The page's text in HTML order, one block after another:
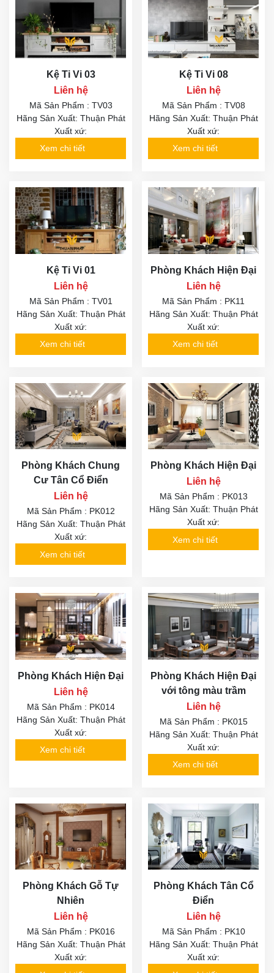
Kệ Ti Vi 03
Liên hệ
Mã Sản Phẩm : TV03
Hãng Sản Xuất: Thuận Phát
Xuất xứ:
Xem chi tiết
Kệ Ti Vi 08
Liên hệ
Mã Sản Phẩm : TV08
Hãng Sản Xuất: Thuận Phát
Xuất xứ:
Xem chi tiết
Kệ Ti Vi 01
Liên hệ
Mã Sản Phẩm : TV01
Hãng Sản Xuất: Thuận Phát
Xuất xứ:
Xem chi tiết
Phòng Khách Hiện Đại
Liên hệ
Mã Sản Phẩm : PK11
Hãng Sản Xuất: Thuận Phát
Xuất xứ:
Xem chi tiết
Phòng Khách Chung
Cư Tân Cổ Điển
Liên hệ
Mã Sản Phẩm : PK012
Hãng Sản Xuất: Thuận Phát
Xuất xứ:
Xem chi tiết
Phòng Khách Hiện Đại
Liên hệ
Mã Sản Phẩm : PK013
Hãng Sản Xuất: Thuận Phát
Xuất xứ:
Xem chi tiết
Phòng Khách Hiện Đại
Liên hệ
Mã Sản Phẩm : PK014
Hãng Sản Xuất: Thuận Phát
Xuất xứ:
Xem chi tiết
Phòng Khách Hiện Đại
với tông màu trầm
Liên hệ
Mã Sản Phẩm : PK015
Hãng Sản Xuất: Thuận Phát
Xuất xứ:
Xem chi tiết
Phòng Khách Gỗ Tự
Nhiên
Liên hệ
Mã Sản Phẩm : PK016
Hãng Sản Xuất: Thuận Phát
Xuất xứ:
Phòng Khách Tân Cổ
Điển
Liên hệ
Mã Sản Phẩm : PK10
Hãng Sản Xuất: Thuận Phát
Xuất xứ: